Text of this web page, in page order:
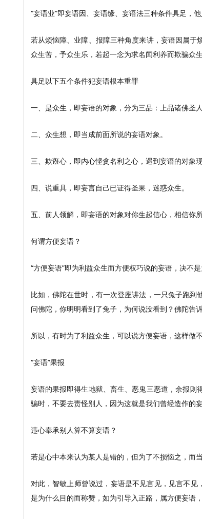
“妄语业”即妄语因、妄语缘、妄语法三种条件具足，
若从烦恼障、业障、报障三种角度来讲，妄语因属
众生苦，予众生乐，若起一念为求名闻利养而欺骗众
具足以下五个条件犯妄语根本重罪
一、是众生，即妄语的对象，分为三品：上品诸佛圣
二、众生想，即当成前面所说的妄语对象。
三、欺诳心，即内心悭贪名利之心，遇到妄语的对象
四、说重具，即妄言自己已证得圣果，迷惑众生。
五、前人领解，即妄语的对象对你生起信心，相信你
何谓方便妄语？
“方便妄语”即为利益众生而方便权巧说的妄语，决不
比如，佛陀在世时，有一次登座讲法，一只兔子跑
问佛陀，你明明看到了兔子，为何说没看到？佛陀告
所以，有时为了利益众生，可以说方便妄语，这样做
“妄语”果报
妄语的果报即得生地狱、畜生、恶鬼三恶道，余报
骗时，不要去责怪别人，因为这就是我们曾经造作的
违心奉承别人算不算妄语？
若是心中本来认为某人是错的，但为了不损恼之，而
对此，智敏上师曾说过，妄语是不见言见，见言不
是为什么目的而称赞，如为引导入正路，属方便妄语